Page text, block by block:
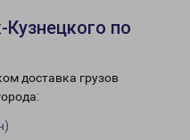
по
доставка грузов